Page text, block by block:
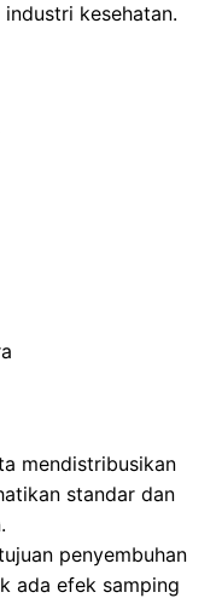
kesehatan.
mendistribusikan
standar dan
penyembuhan
ada efek samping